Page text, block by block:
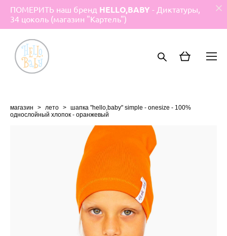
ПОМЕРИТЬ наш бренд HELLO,BABY - Диктатуры,
34 цоколь (магазин "Картель")
магазин > лето > шапка "hello,baby" simple - onesize - 100%
однослойный хлопок - оранжевый